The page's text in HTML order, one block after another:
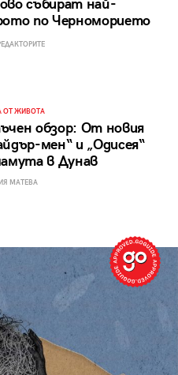
събират най-
по Черноморието
ОТ ЖИВОТА
обзор: От новия
мен“ и „Одисея“
в Дунав
МАТЕВА